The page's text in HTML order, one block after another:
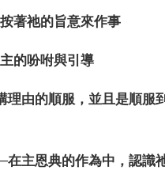
按著祂的旨意來作事
主的吩咐與引導
由的順服，並且是順服
主恩典的作為中，認識